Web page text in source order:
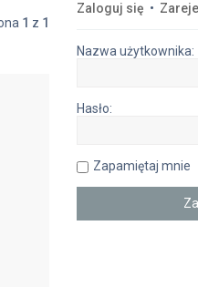
1 z 1
Zaloguj się •
Nazwa użytkownika:
Hasło:
Zapamiętaj mnie